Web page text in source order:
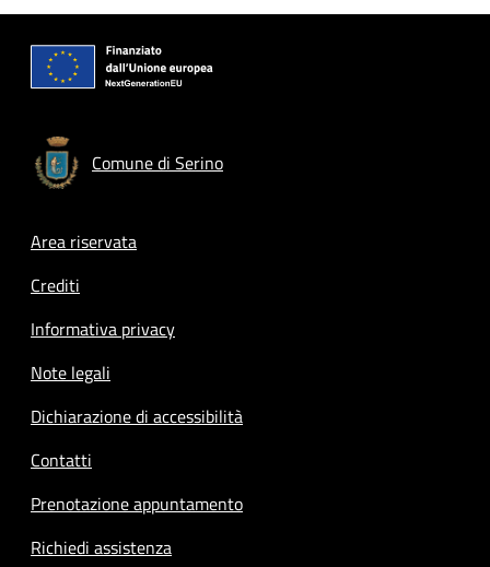
Comune di Serino
Footer menu
Area riservata
Crediti
Informativa privacy
Note legali
Dichiarazione di accessibilità
Contatti
Prenotazione appuntamento
Richiedi assistenza